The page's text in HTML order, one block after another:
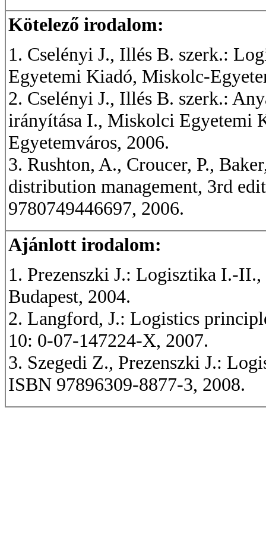
Kötelező irodalom:
1. Cselényi J., Illés B. szerk.:
Egyetemi Kiadó, Miskolc-
2. Cselényi J., Illés B. szerk.:
irányítása I., Miskolci Egyetemi
Egyetemváros, 2006.
3. Rushton, A., Croucer, P.,
distribution management, 3rd
9780749446697, 2006.
Ajánlott irodalom:
1. Prezenszki J.: Logisztika I.-
Budapest, 2004.
2. Langford, J.: Logistics
10: 0-07-147224-X, 2007.
3. Szegedi Z., Prezenszki J.:
ISBN 97896309-8877-3, 2008.